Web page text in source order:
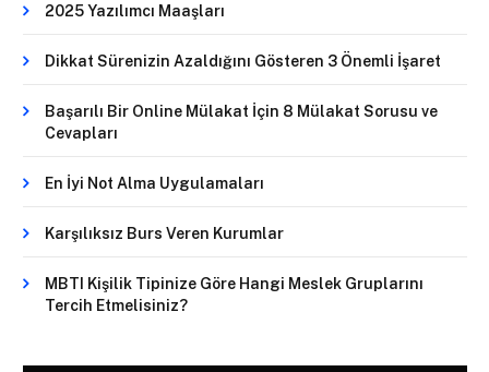
2025 Yazılımcı Maaşları
Dikkat Sürenizin Azaldığını Gösteren 3 Önemli İşaret
Başarılı Bir Online Mülakat İçin 8 Mülakat Sorusu ve
Cevapları
En İyi Not Alma Uygulamaları
Karşılıksız Burs Veren Kurumlar
MBTI Kişilik Tipinize Göre Hangi Meslek Gruplarını
Tercih Etmelisiniz?